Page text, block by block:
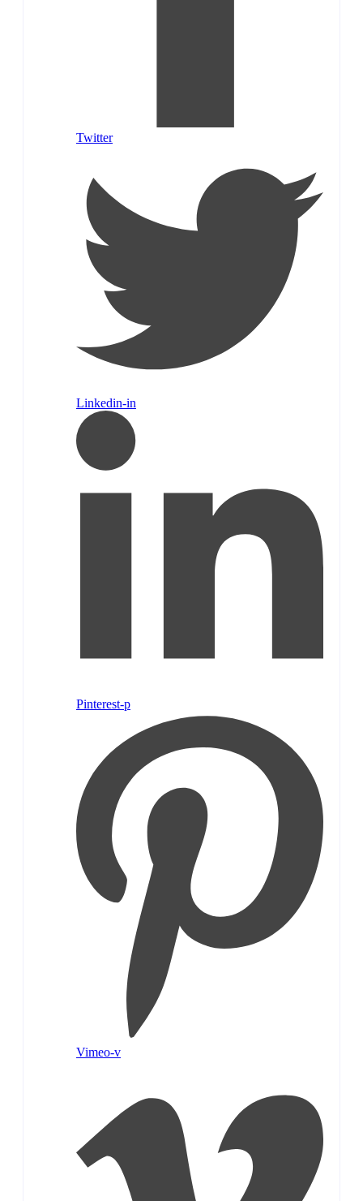
Twitter
Linkedin-in
Pinterest-p
Vimeo-v